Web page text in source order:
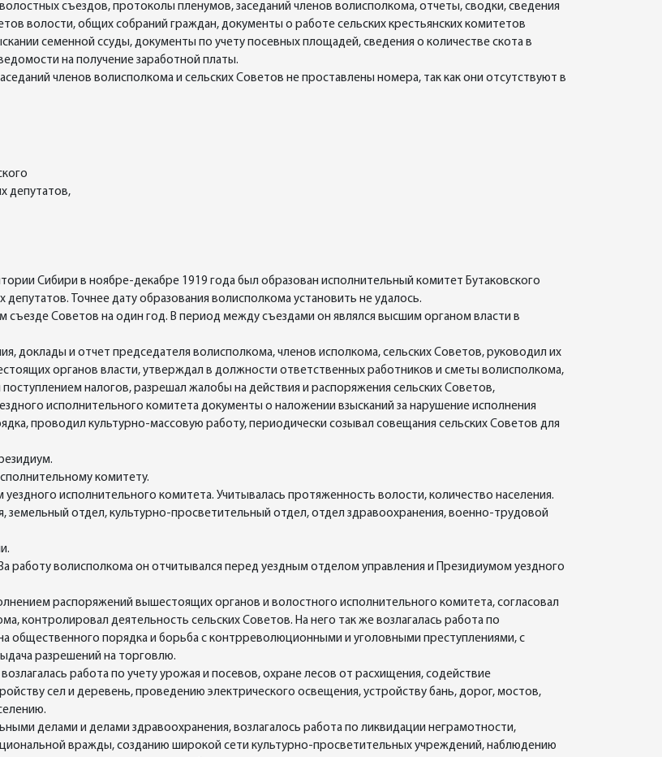
съездов, протоколы пленумов, заседаний членов волисполкома, отчеты, сводки, сведения
волости, общих собраний граждан, документы о работе сельских крестьянских комитетов
семенной ссуды, документы по учету посевных площадей, сведения о количестве скота в
на получение заработной платы.
членов волисполкома и сельских Советов не проставлены номера, так как они отсутствуют в
депутатов,
Сибири в ноябре-декабре 1919 года был образован исполнительный комитет Бутаковского
Точнее дату образования волисполкома установить не удалось.
съезде Советов на один год. В период между съездами он являлся высшим органом власти в
доклады и отчет председателя волисполкома, членов исполкома, сельских Советов, руководил их
органов власти, утверждал в должности ответственных работников и сметы волисполкома,
налогов, разрешал жалобы на действия и распоряжения сельских Советов,
исполнительного комитета документы о наложении взысканий за нарушение исполнения
проводил культурно-массовую работу, периодически созывал совещания сельских Советов для
комитету.
исполнительного комитета. Учитывалась протяженность волости, количество населения.
земельный отдел, культурно-просветительный отдел, отдел здравоохранения, военно-трудовой
работу волисполкома он отчитывался перед уездным отделом управления и Президиумом уездного
распоряжений вышестоящих органов и волостного исполнительного комитета, согласовал
контролировал деятельность сельских Советов. На него так же возлагалась работа по
общественного порядка и борьба с контрреволюционными и уголовными преступлениями, с
разрешений на торговлю.
работа по учету урожая и посевов, охране лесов от расхищения, содействие
сел и деревень, проведению электрического освещения, устройству бань, дорог, мостов,
делами и делами здравоохранения, возлагалось работа по ликвидации неграмотности,
вражды, созданию широкой сети культурно-просветительных учреждений, наблюдению